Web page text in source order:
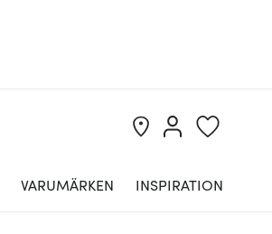
VARUMÄRKEN INSPIRATION